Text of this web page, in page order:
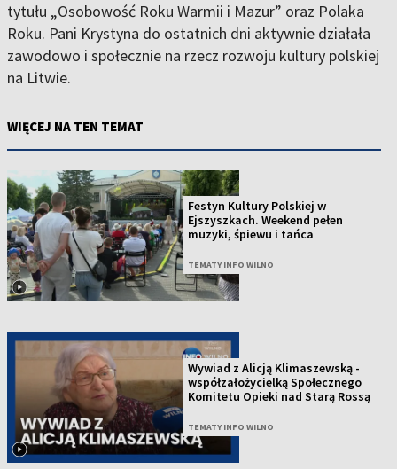
tytułu „Osobowość Roku Warmii i Mazur” oraz Polaka
Roku. Pani Krystyna do ostatnich dni aktywnie działała
zawodowo i społecznie na rzecz rozwoju kultury polskiej
na Litwie.
WIĘCEJ NA TEN TEMAT
Festyn Kultury Polskiej w
Ejszyszkach. Weekend pełen
muzyki, śpiewu i tańca
TEMATY INFO WILNO
Wywiad z Alicją Klimaszewską -
współzałożycielką Społecznego
Komitetu Opieki nad Starą Rossą
TEMATY INFO WILNO